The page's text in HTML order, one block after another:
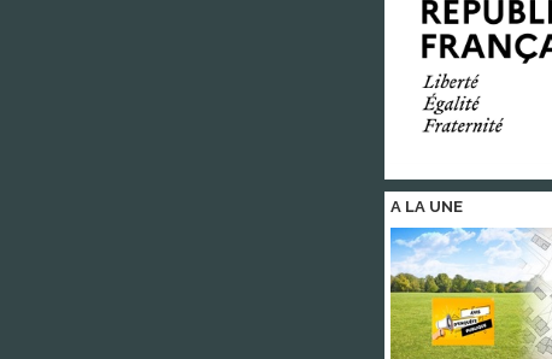
A LA UNE